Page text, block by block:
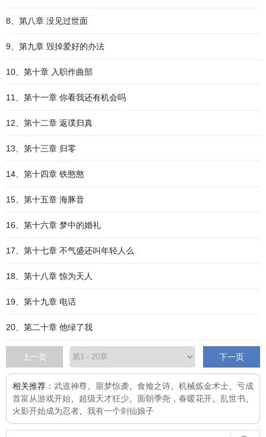
8、第八章 没见过世面
9、第九章 毁掉爱好的办法
10、第十章 入职作曲部
11、第十一章 你看我还有机会吗
12、第十二章 返璞归真
13、第十三章 归零
14、第十四章 铁憨憨
15、第十五章 海豚音
16、第十六章 梦中的婚礼
17、第十七章 不气盛还叫年轻人么
18、第十八章 惊为天人
19、第十九章 电话
20、第二十章 他绿了我
上一页 下一页
相关推荐： 武道神尊 噩梦惊袭 食飨之诗 机械炼金术士
亏成
首富从游戏开始
超级天才狂少 面朝季尧，春暖花开 乱世书
火影开始成为忍者
我有一个剑仙娘子